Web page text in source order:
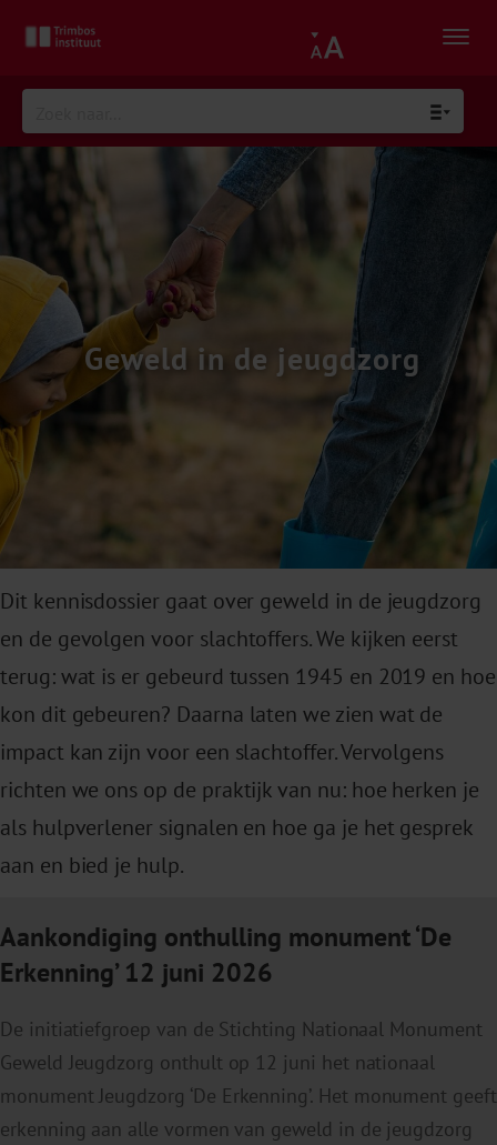
Geweld in de jeugdzorg
Dit kennisdossier gaat over geweld in de jeugdzorg
en de gevolgen voor slachtoffers. We kijken eerst
terug: wat is er gebeurd tussen 1945 en 2019 en hoe
kon dit gebeuren? Daarna laten we zien wat de
impact kan zijn voor een slachtoffer. Vervolgens
richten we ons op de praktijk van nu: hoe herken je
als hulpverlener signalen en hoe ga je het gesprek
aan en bied je hulp.
Aankondiging onthulling monument ‘De
Erkenning’ 12 juni 2026
De initiatiefgroep van de Stichting Nationaal Monument
Geweld Jeugdzorg onthult op 12 juni het nationaal
monument Jeugdzorg ‘De Erkenning’. Het monument geeft
erkenning aan alle vormen van geweld in de jeugdzorg